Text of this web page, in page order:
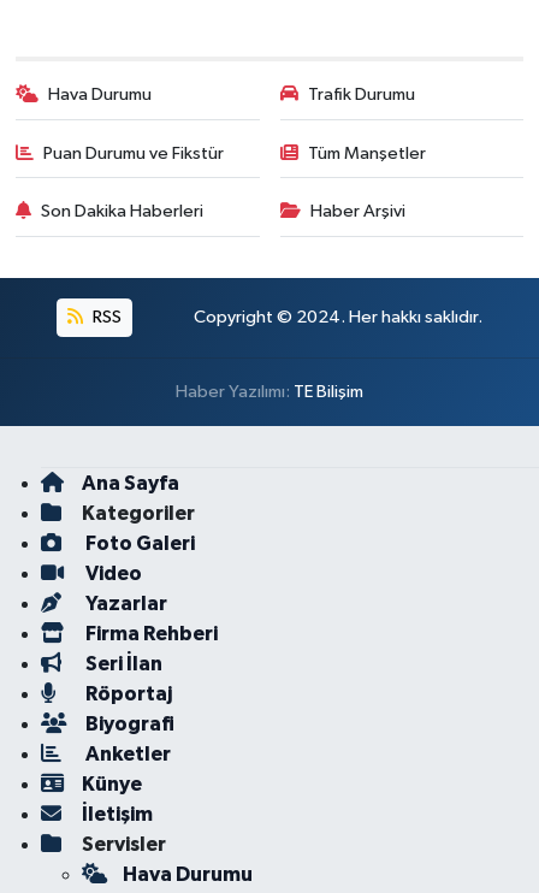
Hava Durumu Trafik Durumu
Puan Durumu ve Fikstür Tüm Manşetler
Son Dakika Haberleri Haber Arşivi
RSS Copyright © 2024. Her hakkı saklıdır.
Haber Yazılımı: TE Bilişim
Ana Sayfa
Kategoriler
Foto Galeri
Video
Yazarlar
Firma Rehberi
Seri İlan
Röportaj
Biyografi
Anketler
Künye
İletişim
Servisler
Hava Durumu